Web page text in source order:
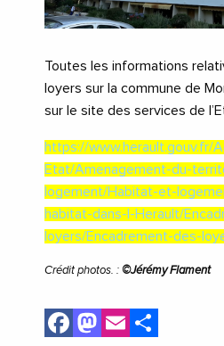
Toutes les informations
loyers sur la commune de
sur le site des services de
https://www.herault.gouv.fr/
Etat/Amenagement-du-
logement/Habitat-et-
habitat-dans-l-Herault/
loyers/Encadrement-des-
Crédit photos. : ©Jérémy Flament
Facebook
Mastodon
Email